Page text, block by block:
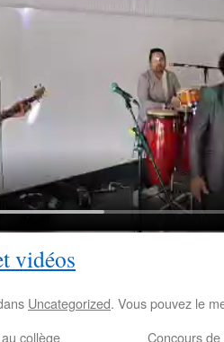
vidéos
Uncategorized. Vous pouvez le
collège Concours